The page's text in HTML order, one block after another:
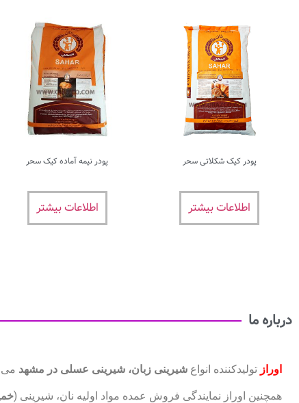
پودر کیک شکلاتی سحر
اطلاعات بیشتر
پودر نیمه آماده کیک سحر
اطلاعات بیشتر
درباره ما
اوراز تولیدکننده انواع شیرینی زبان، شیرینی عسلی در مشهد می
همچنین اوراز نمایندگی فروش عمده مواد اولیه نان، شیرینی (